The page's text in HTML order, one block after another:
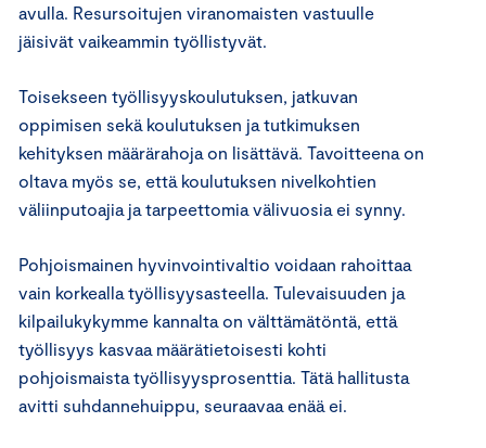
avulla. Resursoitujen viranomaisten vastuulle
jäisivät vaikeammin työllistyvät.
Toisekseen työllisyyskoulutuksen, jatkuvan
oppimisen sekä koulutuksen ja tutkimuksen
kehityksen määrärahoja on lisättävä. Tavoitteena on
oltava myös se, että koulutuksen nivelkohtien
väliinputoajia ja tarpeettomia välivuosia ei synny.
Pohjoismainen hyvinvointivaltio voidaan rahoittaa
vain korkealla työllisyysasteella. Tulevaisuuden ja
kilpailukykymme kannalta on välttämätöntä, että
työllisyys kasvaa määrätietoisesti kohti
pohjoismaista työllisyysprosenttia. Tätä hallitusta
avitti suhdannehuippu, seuraavaa enää ei.